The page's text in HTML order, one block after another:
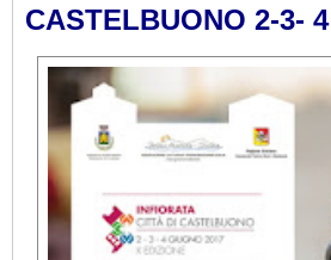
CASTELBUONO 2-3-